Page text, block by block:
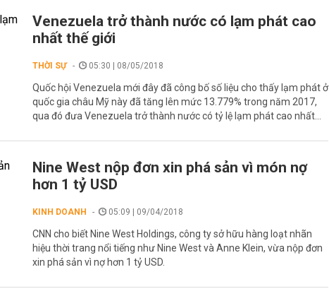
Venezuela trở thành nước có lạm phát cao
nhất thế giới
THỜI SỰ 05:30 | 08/05/2018
Quốc hội Venezuela mới đây đã công bố số liệu cho thấy lạm phát ở
quốc gia châu Mỹ này đã tăng lên mức 13.779% trong năm 2017,
qua đó đưa Venezuela trở thành nước có tỷ lệ lạm phát cao nhất...
Nine West nộp đơn xin phá sản vì món nợ
hơn 1 tỷ USD
KINH DOANH 05:09 | 09/04/2018
CNN cho biết Nine West Holdings, công ty sở hữu hàng loạt nhãn
hiệu thời trang nổi tiếng như Nine West và Anne Klein, vừa nộp đơn
xin phá sản vì nợ hơn 1 tỷ USD.